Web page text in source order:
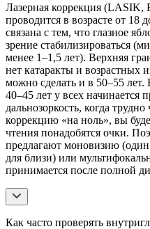
Лазерная коррекция
проводится в возрасте от 18
связана с тем, что глазное
зрение стабилизироваться
менее 1–1,5 лет). Верхняя
нет катаракты и
можно сделать и в 50–55
40–45 лет у всех начинается
дальнозоркость, когда
коррекцию «на ноль», вы
чтения понадобятся очки.
предлагают моновизию
для близи) или
принимается после полной
Как часто проверять